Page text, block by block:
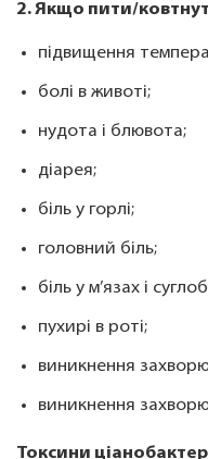
2. Якщо пити/
підвищення
болі в животі;
нудота і блювота;
діарея;
біль у горлі;
головний біль;
біль у м’язах і
пухирі в роті;
виникнення
виникнення
Токсини